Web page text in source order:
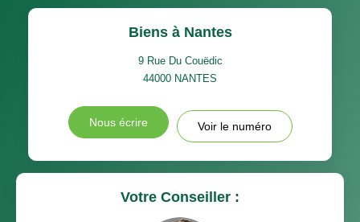
Biens à Nantes
9 Rue Du Couëdic
44000 NANTES
Nous écrire Voir le numéro
Votre Conseiller :